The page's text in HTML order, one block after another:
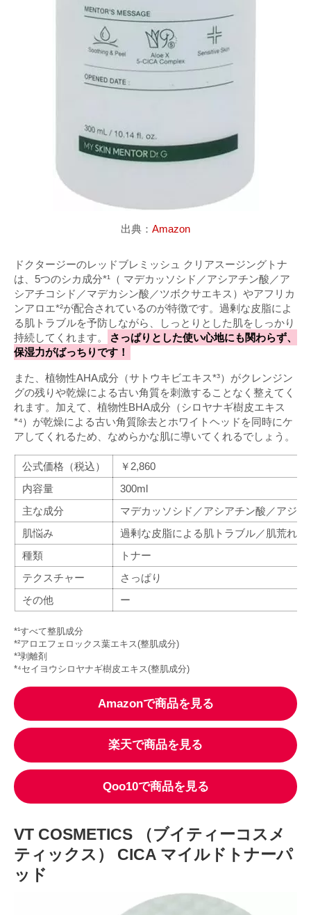
出典： Amazon
ドクタージーのレッドブレミッシュ クリアスージングトナ
は、5つのシカ成分*¹（ マデカッソシド／アシアチン酸／ア
シアチコシド／マデカシン酸／ツボクサエキス）やアフリカ
ンアロエ*²が配合されているのが特徴です。過剰な皮脂によ
る肌トラブルを予防しながら、しっとりとした肌をしっかり
持続してくれます。
さっぱりとした使い心地にも関わらず、
保湿力がばっちりです！
また、植物性AHA成分（サトウキビエキス*³）がクレンジン
グの残りや乾燥による古い角質を刺激することなく整えてく
れます。加えて、植物性BHA成分（シロヤナギ樹皮エキス
*⁴）が乾燥による古い角質除去とホワイトヘッドを同時にケ
アしてくれるため、なめらかな肌に導いてくれるでしょう。
公式価格（税込）
￥2,860
内容量
300ml
主な成分
マデカッソシド／アシアチン酸／アジ
肌悩み
過剰な皮脂による肌トラブル／肌荒れ
種類
トナー
テクスチャー
さっぱり
その他
ー
*¹すべて整肌成分
*²アロエフェロックス葉エキス(整肌成分)
*³剥離剤
*⁴セイヨウシロヤナギ樹皮エキス(整肌成分)
Amazonで商品を見る
楽天で商品を見る
Qoo10で商品を見る
VT COSMETICS （ブイティーコスメ
ティックス） CICA マイルドトナーパ
ッド